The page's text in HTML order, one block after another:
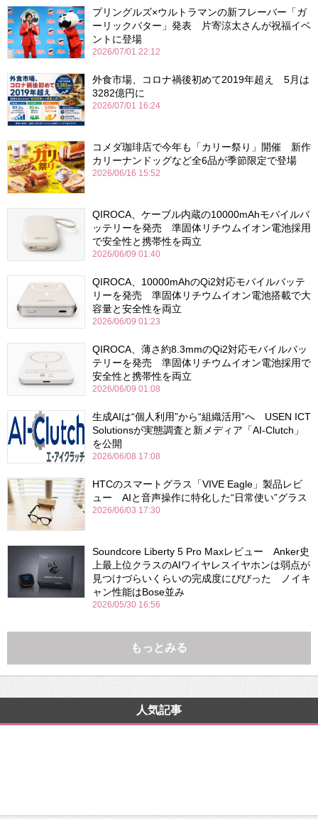
プリングルズ×ウルトラマンの新フレーバー「ガ
ーリックバター」発表 片寄涼太さんが祝福イベ
ントに登場
2026/07/01 22:12
外食市場、コロナ禍後初めて2019年超え 5月は
3282億円に
2026/07/01 16:24
コメダ珈琲店で今年も「カリー祭り」開催 新作
カリーナンドッグなど全6品が季節限定で登場
2026/06/16 15:52
QIROCA、ケーブル内蔵の10000mAhモバイルバ
ッテリーを発売 準固体リチウムイオン電池採用
で安全性と携帯性を両立
2026/06/09 01:40
QIROCA、10000mAhのQi2対応モバイルバッテ
リーを発売 準固体リチウムイオン電池搭載で大
容量と安全性を両立
2026/06/09 01:23
QIROCA、薄さ約8.3mmのQi2対応モバイルバッ
テリーを発売 準固体リチウムイオン電池採用で
安全性と携帯性を両立
2026/06/09 01:08
生成AIは“個人利用”から“組織活用”へ USEN ICT
Solutionsが実態調査と新メディア「AI-Clutch」
を公開
2026/06/08 17:08
HTCのスマートグラス「VIVE Eagle」製品レビ
ュー AIと音声操作に特化した“日常使い”グラス
2026/06/03 17:30
Soundcore Liberty 5 Pro Maxレビュー Anker史
上最上位クラスのAIワイヤレスイヤホンは弱点が
見つけづらいくらいの完成度にびびった ノイキ
ャン性能はBose並み
2026/05/30 16:56
もっとみる
人気記事